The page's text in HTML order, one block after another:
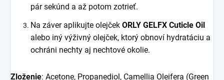
pár sekúnd a až potom zotrieť.
Na záver aplikujte olejček ORLY GELFX Cuticle Oil
alebo iný výživný olejček, ktorý obnoví hydratáciu a
ochráni nechty aj nechtové okolie.
Zloženie: Acetone, Propanediol, Camellia Oleifera (Green